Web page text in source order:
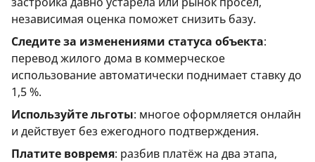
независимая оценка поможет снизить базу.
Следите за изменениями статуса объекта:
перевод жилого дома в коммерческое
использование автоматически поднимает ставку до
1,5 %.
Используйте льготы: многое оформляется онлайн
и действует без ежегодного подтверждения.
Платите вовремя: разбив платёж на два этапа,